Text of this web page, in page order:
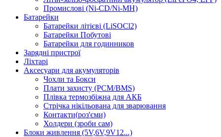
Промислові (Ni-CD/Ni-MH)
Батарейки
Батарейки літієві (LiSOCl2)
Батарейки Побутові
Батарейки для годинников
Зарядні пристрої
Ліхтарі
Аксесуари для акумуляторів
Чохли та Бокси
Плати захисту (PCM/BMS)
Плівка термозбіжна для АКБ
Стрічка нікільована для зварювання
Контакти(роз'єми)
Холдери (зроби сам)
Блоки живлення (5V,6V,9V12...)